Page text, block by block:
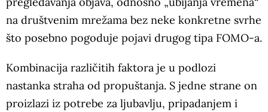
na društvenim mrežama bez neke konkretne svrhe
što posebno pogoduje pojavi drugog tipa FOMO-a.
Kombinacija različitih faktora je u podlozi
nastanka straha od propuštanja. S jedne strane on
proizlazi iz potrebe za ljubavlju, pripadanjem i